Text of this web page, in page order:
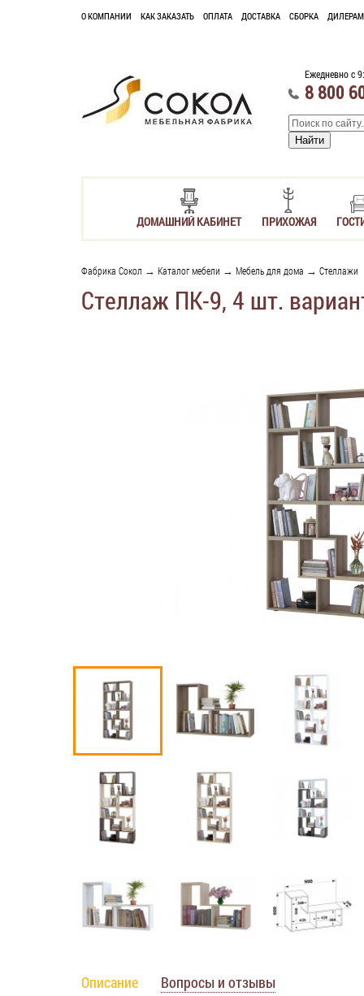
О КОМПАНИИ КАК ЗАКАЗАТЬ ОПЛАТА ДОСТАВКА СБОРКА ДИЛЕРАМ
Ежедневно с
8 800
ДОМАШНИЙ КАБИНЕТ ПРИХОЖАЯ
Фабрика Сокол → Каталог мебели → Мебель для дома → Стеллажи
Стеллаж ПК-9, 4 шт.
Описание Вопросы и отзывы